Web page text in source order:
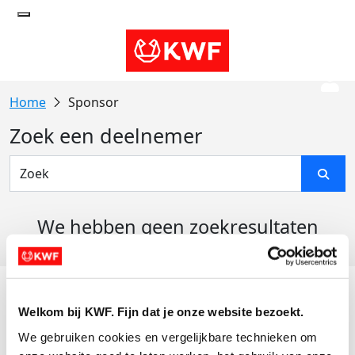
Welkom bij KWF. Fijn dat je onze website bezoekt.
We gebruiken cookies en vergelijkbare technieken om
Sponsor
Zoek een deelnemer
We hebben geen zoekresultaten
Actiematerialen
Evenementen